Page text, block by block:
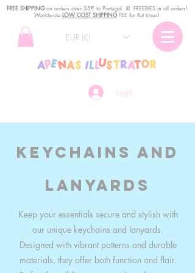
Login
EUR (€)
FREE SHIPPINGon orders over 35€ to Portugal. ꕤ FREEBIES in all orders!
Worldwide LOW COST SHIPPINGFEE for flat times!
Keychains and
lanyards
Keep your essentials secure and stylish with
our unique keychains and lanyards.
Designed with vibrant patterns and durable
materials, they offer both function and flair.